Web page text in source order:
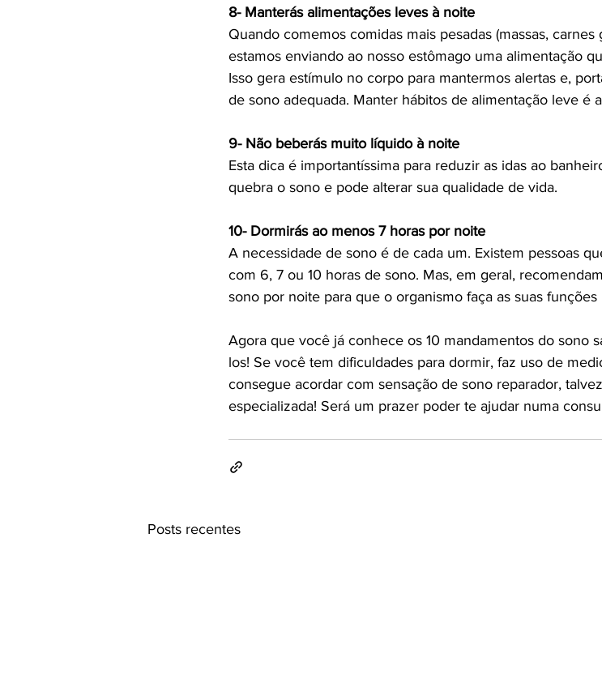
8- Manterás alimentações leves à noite
Quando comemos comidas mais pesadas (massas,
estamos enviando ao nosso estômago uma alimentação
Isso gera estímulo no corpo para mantermos alertas e,
de sono adequada. Manter hábitos de alimentação leve é
9- Não beberás muito líquido à noite
Esta dica é importantíssima para reduzir as idas ao
quebra o sono e pode alterar sua qualidade de vida.
10- Dormirás ao menos 7 horas por noite
A necessidade de sono é de cada um. Existem pessoas
com 6, 7 ou 10 horas de sono. Mas, em geral,
sono por noite para que o organismo faça as suas
Agora que você já conhece os 10 mandamentos do sono
los! Se você tem dificuldades para dormir, faz uso de
consegue acordar com sensação de sono reparador,
especializada! Será um prazer poder te ajudar numa
Posts recentes